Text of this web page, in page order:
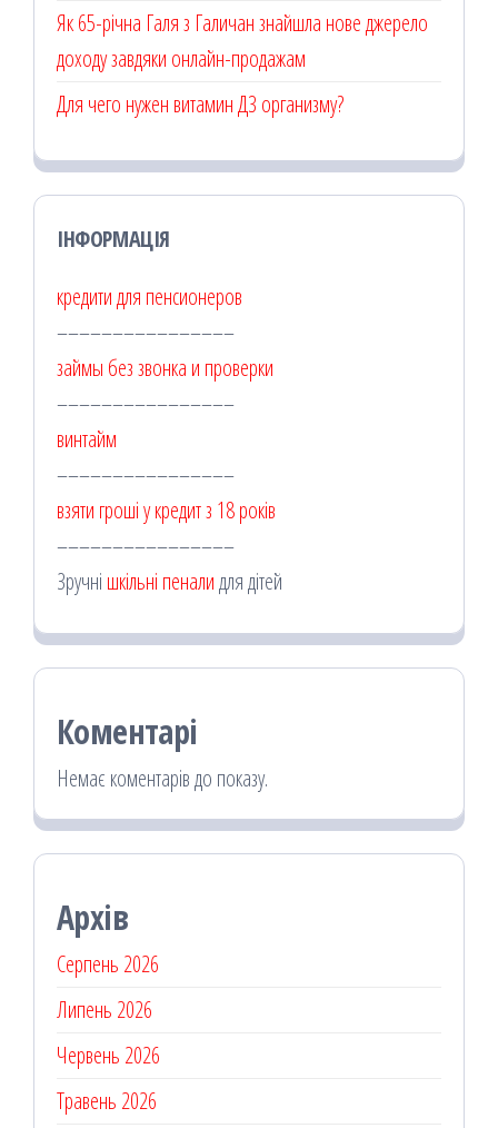
Як 65-річна Галя з Галичан знайшла нове джерело
доходу завдяки онлайн-продажам
Для чего нужен витамин Д3 организму?
ІНФОРМАЦІЯ
кредити для пенсионеров
––––––––––––––––
займы без звонка и проверки
––––––––––––––––
винтайм
––––––––––––––––
взяти гроші у кредит з 18 років
––––––––––––––––
Зручні шкільні пеналидля дітей
Коментарі
Немає коментарів до показу.
Архів
Серпень 2026
Липень 2026
Червень 2026
Травень 2026